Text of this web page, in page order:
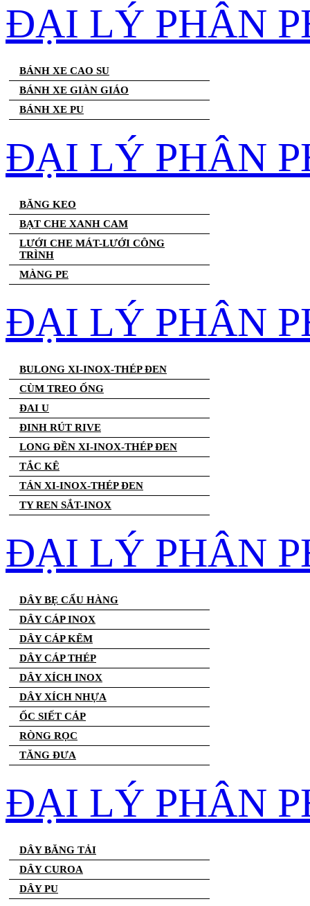
ĐẠI LÝ PHÂN
BÁNH XE CAO SU
BÁNH XE GIÀN GIÁO
BÁNH XE PU
ĐẠI LÝ PHÂN
BĂNG KEO
BẠT CHE XANH CAM
LƯỚI CHE MÁT-LƯỚI CÔNG
TRÌNH
MÀNG PE
ĐẠI LÝ PHÂN
BULONG XI-INOX-THÉP ĐEN
CÙM TREO ỐNG
ĐAI U
ĐINH RÚT RIVE
LONG ĐỀN XI-INOX-THÉP ĐEN
TẮC KÊ
TÁN XI-INOX-THÉP ĐEN
TY REN SẮT-INOX
ĐẠI LÝ PHÂN
DÂY BẸ CẨU HÀNG
DÂY CÁP INOX
DÂY CÁP KẼM
DÂY CÁP THÉP
DÂY XÍCH INOX
DÂY XÍCH NHỰA
ỐC SIẾT CÁP
RÒNG RỌC
TĂNG ĐƯA
ĐẠI LÝ PHÂN
DÂY BĂNG TẢI
DÂY CUROA
DÂY PU